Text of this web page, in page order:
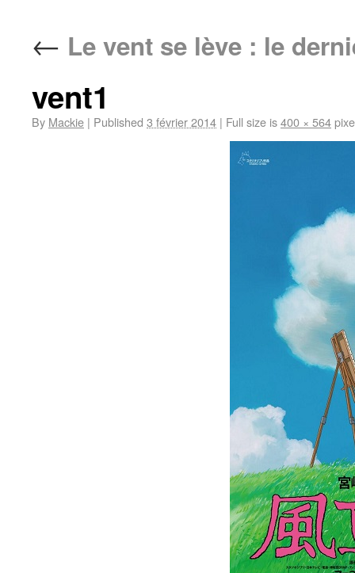
← Le vent se lève : le
vent1
By Mackie | Published 3 février 2014 | Full size is400 × 564